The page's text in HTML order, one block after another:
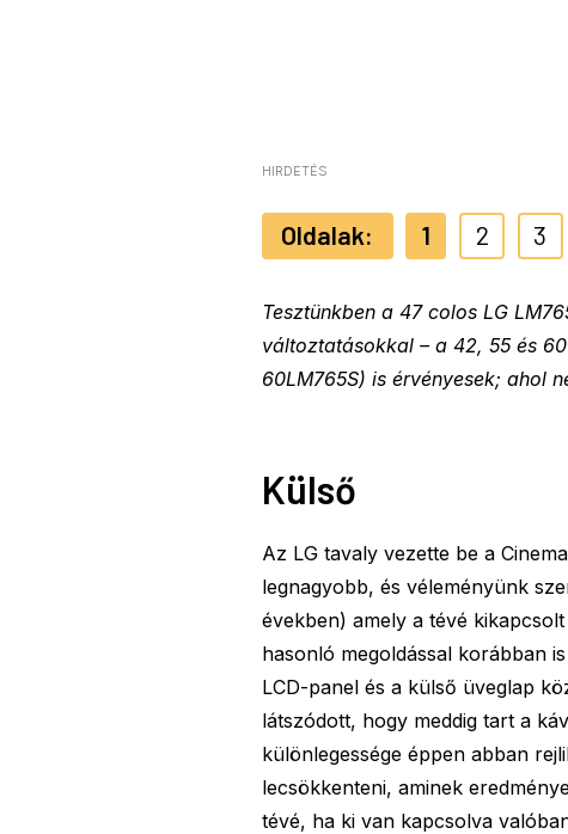
HIRDETÉS
1 2 3
Tesztünkben a 47 colos LG
változtatásokkal – a 42, 55 és
60LM765S) is érvényesek; ahol
Külső
Az LG tavaly vezette be a
legnagyobb, és véleményünk
években) amely a tévé
hasonló megoldással korábban
LCD-panel és a külső üveglap
látszódott, hogy meddig tart a
különlegessége éppen abban
lecsökkenteni, aminek
tévé, ha ki van kapcsolva